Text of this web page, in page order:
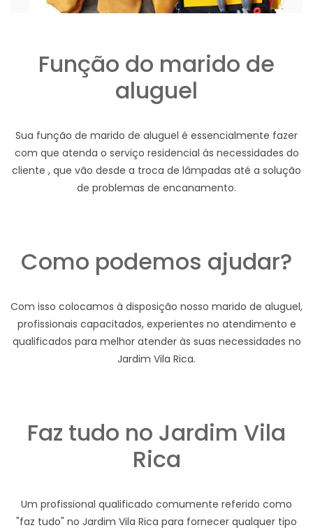
Função do marido de
aluguel
Sua função de marido de aluguel é essencialmente fazer
com que atenda o serviço residencial às necessidades do
cliente , que vão desde a troca de lâmpadas até a solução
de problemas de encanamento.
Como podemos ajudar?
Com isso colocamos à disposição nosso marido de aluguel,
profissionais capacitados, experientes no atendimento e
qualificados para melhor atender às suas necessidades no
Jardim Vila Rica.
Faz tudo no Jardim Vila
Rica
Um profissional qualificado comumente referido como
"faz tudo" no Jardim Vila Rica para fornecer qualquer tipo